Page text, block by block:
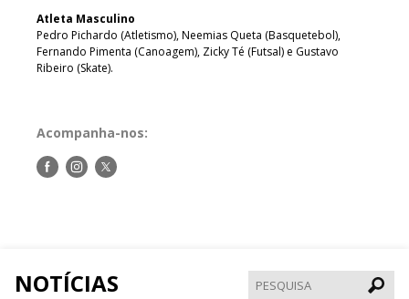
Atleta Masculino
Pedro Pichardo (Atletismo), Neemias Queta (Basquetebol),
Fernando Pimenta (Canoagem), Zicky Té (Futsal) e Gustavo
Ribeiro (Skate).
Acompanha-nos:
Siga-Siga-Siga-
NOTÍCIAS